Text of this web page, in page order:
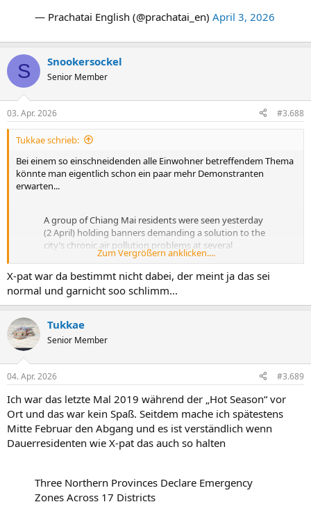
— Prachatai English (@prachatai_en) April 3, 2026
S Snookersockel
Senior Member
03. Apr. 2026 #3.688
Tukkae schrieb:
Bei einem so einschneidenden alle Einwohner betreffendem Thema
könnte man eigentlich schon ein paar mehr Demonstranten
erwarten...
A group of Chiang Mai residents were seen yesterday
(2 April) holding banners demanding a solution to the
city’s chronic air pollution problems at several
locations, criticizing the centralized government’s
ineffectiveness at solving the problem and
decentralization so that local…
pic.twitter.com/Ic06s7O9Sb
Zum Vergrößern anklicken....
X-pat war da bestimmt nicht dabei, der meint ja das sei
normal und garnicht soo schlimm...
Tukkae
Senior Member
04. Apr. 2026 #3.689
Ich war das letzte Mal 2019 während der „Hot Season“ vor
Ort und das war kein Spaß. Seitdem mache ich spätestens
Mitte Februar den Abgang und es ist verständlich wenn
Dauerresidenten wie X-pat das auch so halten
Three Northern Provinces Declare Emergency
Zones Across 17 Districts